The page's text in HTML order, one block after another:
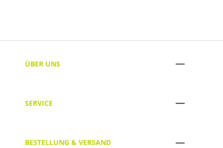
ÜBER UNS
SERVICE
BESTELLUNG & VERSAND